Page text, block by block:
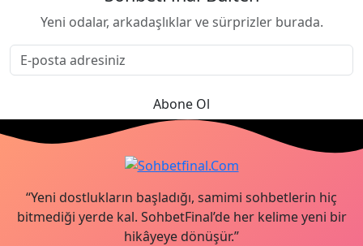
Yeni odalar, arkadaşlıklar ve sürprizler burada.
Abone Ol
“Yeni dostlukların başladığı, samimi sohbetlerin hiç
bitmediği yerde kal. SohbetFinal’de her kelime yeni bir
hikâyeye dönüşür.”